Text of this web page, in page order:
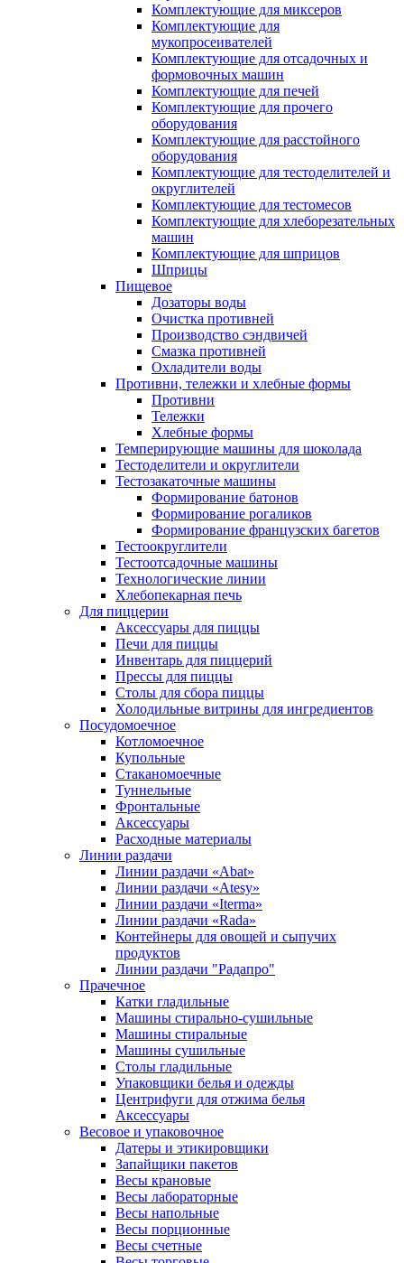
Комплектующие для миксеров
Комплектующие для
мукопросеивателей
Комплектующие для отсадочных и
формовочных машин
Комплектующие для печей
Комплектующие для прочего
оборудования
Комплектующие для расстойного
оборудования
Комплектующие для тестоделителей и
округлителей
Комплектующие для тестомесов
Комплектующие для хлеборезательных
машин
Комплектующие для шприцов
Шприцы
Пищевое
Дозаторы воды
Очистка противней
Производство сэндвичей
Смазка противней
Охладители воды
Противни, тележки и хлебные формы
Противни
Тележки
Хлебные формы
Темперирующие машины для шоколада
Тестоделители и округлители
Тестозакаточные машины
Формирование батонов
Формирование рогаликов
Формирование французских багетов
Тестоокруглители
Тестоотсадочные машины
Технологические линии
Хлебопекарная печь
Для пиццерии
Аксессуары для пиццы
Печи для пиццы
Инвентарь для пиццерий
Прессы для пиццы
Столы для сбора пиццы
Холодильные витрины для ингредиентов
Посудомоечное
Котломоечное
Купольные
Стаканомоечные
Туннельные
Фронтальные
Аксессуары
Расходные материалы
Линии раздачи
Линии раздачи «Abat»
Линии раздачи «Atesy»
Линии раздачи «Iterma»
Линии раздачи «Rada»
Контейнеры для овощей и сыпучих
продуктов
Линии раздачи "Радапро"
Прачечное
Катки гладильные
Машины стирально-сушильные
Машины стиральные
Машины сушильные
Столы гладильные
Упаковщики белья и одежды
Центрифуги для отжима белья
Аксессуары
Весовое и упаковочное
Датеры и этикировщики
Запайщики пакетов
Весы крановые
Весы лабораторные
Весы напольные
Весы порционные
Весы счетные